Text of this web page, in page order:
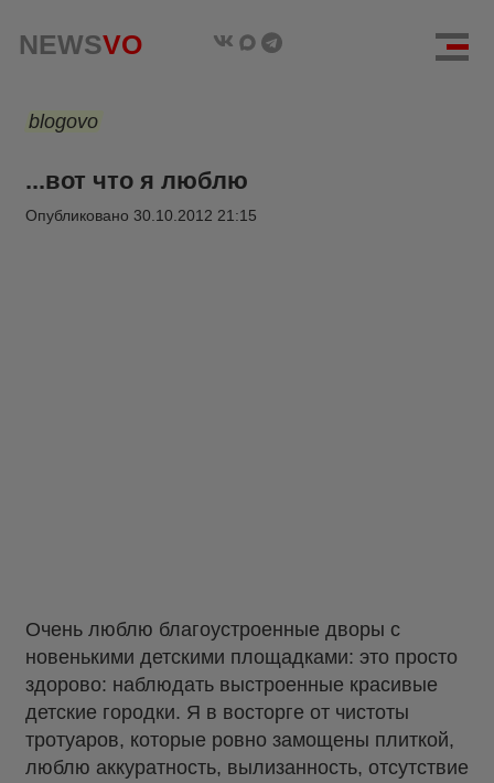
NEWSVO
blogovo
...вот что я люблю
Опубликовано 30.10.2012 21:15
Очень люблю благоустроенные дворы с
новенькими детскими площадками: это просто
здорово: наблюдать выстроенные красивые
детские городки. Я в восторге от чистоты
тротуаров, которые ровно замощены плиткой,
люблю аккуратность, вылизанность, отсутствие